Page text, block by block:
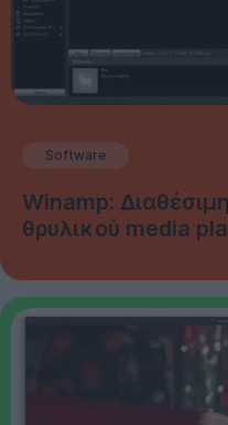
Software
Winamp:
θρυλικού media